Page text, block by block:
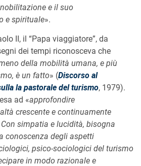
e il suo
e spirituale».
II, il “Papa viaggiatore”, da
dei tempi riconosceva che
della mobilità umana, e più
è un fatto» (Discorso al
la pastorale del turismo, 1979).
ad «approfondire
crescente e continuamente
simpatia e lucidità, bisogna
conoscenza degli aspetti
psico-sociologici del turismo
in modo razionale e